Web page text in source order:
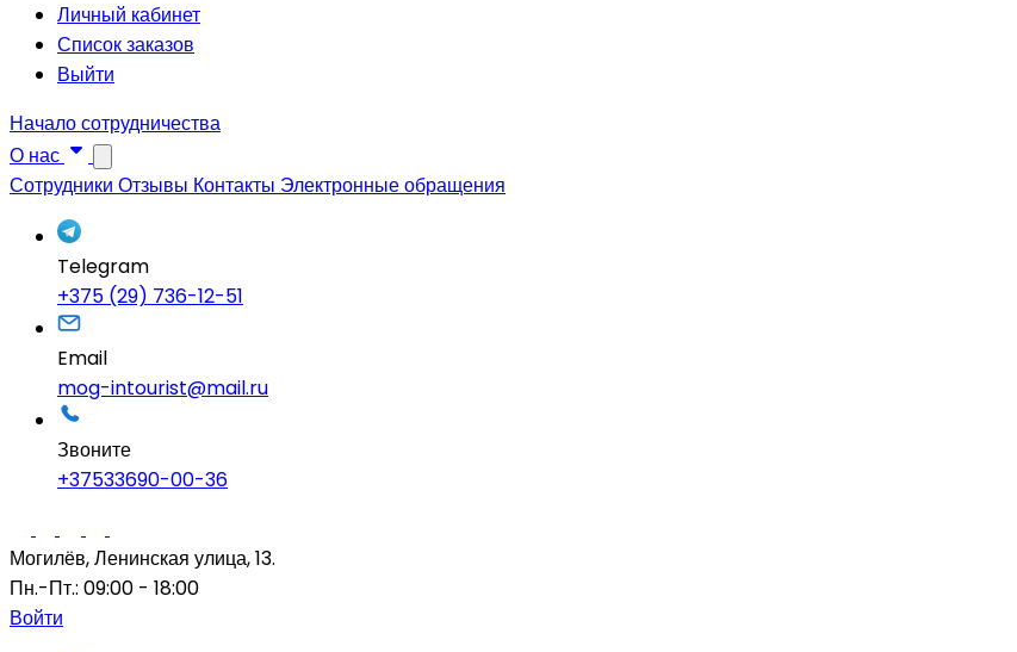
Личный кабинет
Список заказов
Выйти
Начало сотрудничества
О нас
Сотрудники Отзывы Контакты Электронные обращения
Telegram
+375 (29) 736-12-51
Email
mog-intourist@mail.ru
Звоните
+37533690-00-36
Могилёв, Ленинская улица, 13.
Пн.-Пт.: 09:00 - 18:00
Войти